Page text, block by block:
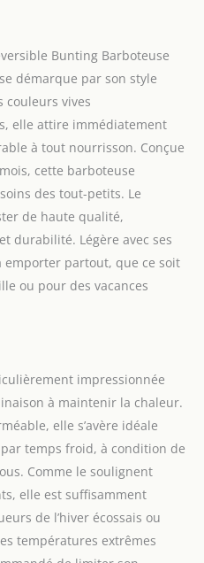
Bunting Barboteuse
démarque par son style
couleurs vives
elle attire immédiatement
à tout nourrisson. Conçue
cette barboteuse
des tout-petits. Le
de haute qualité,
durabilité. Légère avec ses
emporter partout, que ce soit
ou pour des vacances
impressionnée
à maintenir la chaleur.
elle s’avère idéale
temps froid, à condition de
Comme le soulignent
elle est suffisamment
de l’hiver écossais ou
températures extrêmes